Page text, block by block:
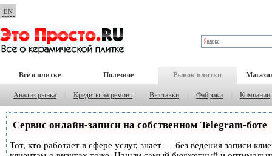
EN
Всё о плитке Полезное Рынок плитки
Анализ рынка Кредиты на ремонт Выставки Фабрики Компании
Сервис онлайн-записи на собственном Telegram-боте
Тот, кто работает в сфере услуг, знает — без ведения записи